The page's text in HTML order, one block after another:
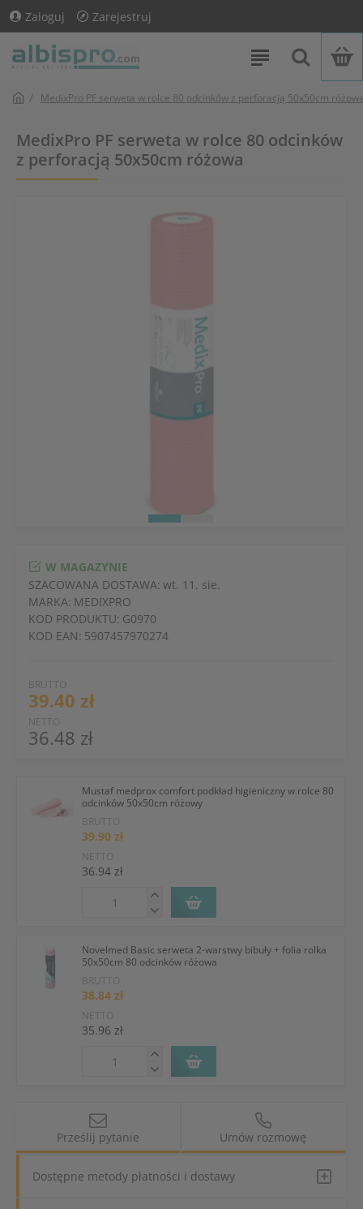
Zaloguj Zarejestruj
MedixPro PF serweta w rolce 80 odcinków z perforacją 50x50cm
MedixPro PF serweta w rolce 80 odcinków
z perforacją 50x50cm różowa
BRUTTO
39.40 zł
NETTO
36.48 zł
W MAGAZYNIE
SZACOWANA DOSTAWA: wt. 11. sie.
MARKA: MEDIXPRO
KOD PRODUKTU: G0970
KOD EAN: 5907457970274
Mustaf medprox comfort podkład higieniczny w rolce 80
odcinków 50x50cm różowy
BRUTTO
39.90 zł
NETTO
36.94 zł
Novelmed Basic serweta 2-warstwy bibuły + folia rolka
50x50cm 80 odcinków różowa
BRUTTO
38.84 zł
NETTO
35.96 zł
Prześlij pytanie Umów rozmowę
Dostępne metody płatności i dostawy